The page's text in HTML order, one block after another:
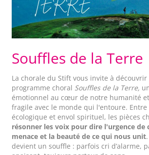
Souffles de la Terre
La chorale du Stift vous invite à découvrir
programme choral Souffles de la Terre,
émotionnel au cœur de notre humanité
fragile avec le monde qui l'entoure. Entre
écologique et envol spirituel, les pièces
résonner les voix pour dire l'urgence de
menace et la beauté de ce qui nous unit
devient un souffle : parfois cri d’alarme,